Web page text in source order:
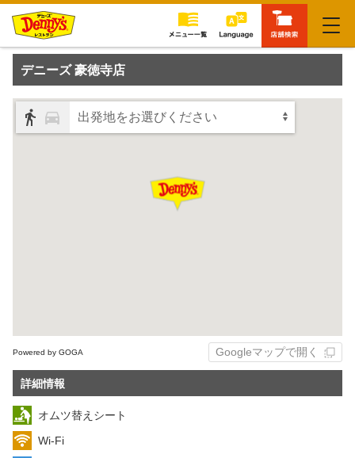
閉じる
デニーズ 豪徳寺店
出発地をお選びください
Powered by GOGA Googleマップで開く
詳細情報
オムツ替えシート
Wi-Fi